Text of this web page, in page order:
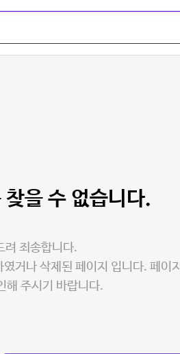
찾을 수 없습니다.
려 죄송합니다.
거나 삭제된 페이지 입니다. 페이지
해 주시기 바랍니다.